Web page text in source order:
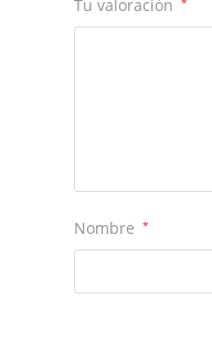
Tu valoración
Nombre *